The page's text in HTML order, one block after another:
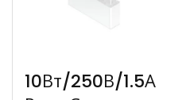
10Вт/250В/1.5А